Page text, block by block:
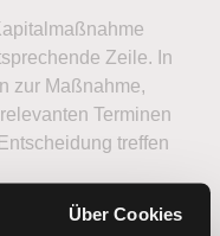
Über Cookies
Zeile. In
zur Maßnahme,
Terminen
treffen
werden Sie gebeten,